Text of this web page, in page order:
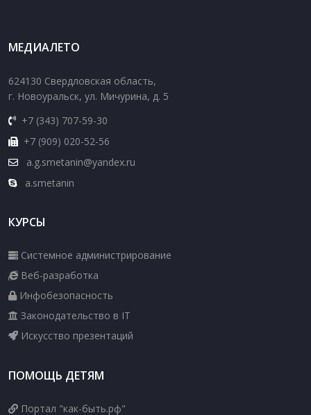
МЕДИАЛЕТО
624130 Свердловская область,
г. Новоуральск, ул. Мичурина, д. 5
+7 (343) 707-59-30
+7 (909) 020-52-56
a.g.smetanin@yandex.ru
a.smetanin
КУРСЫ
Системное администрирование
Веб-разработка
Инфобезопасность
Законодательство в IT
Искусство презентаций
ПОМОЩЬ ДЕТЯМ
Портал "как-быть.рф"